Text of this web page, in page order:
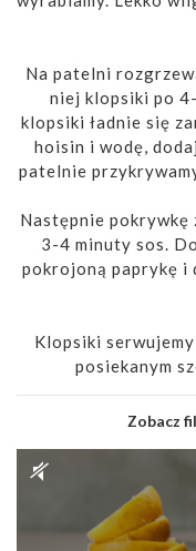
Na patelni
niej klopsiki po
klopsiki ładnie się
hoisin i wodę,
patelnie
Następnie pokrywkę
3-4 minuty sos.
pokrojoną paprykę i
Klopsiki
posiekanym
Zobacz